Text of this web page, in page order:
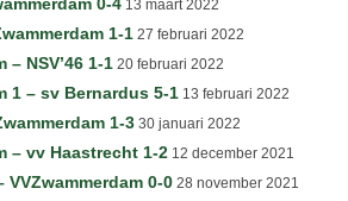
13 maart 2022
1-1 27 februari 2022
– NSV’46 1-1 20 februari 2022
1 – sv Bernardus 5-1 13 februari 2022
1-3 30 januari 2022
– vv Haastrecht 1-2 12 december 2021
VVZwammerdam 0-0 28 november 2021